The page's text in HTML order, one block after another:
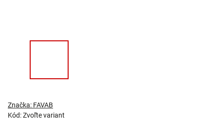
Kód:Zvoľte variant
Značka: FAVAB